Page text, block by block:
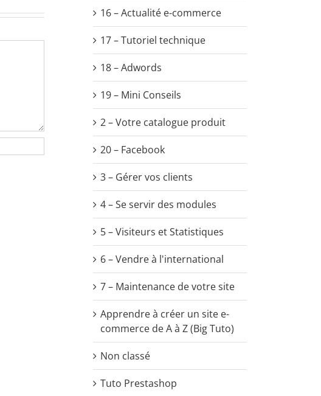
16 – Actualité e-commerce
17 – Tutoriel technique
18 – Adwords
19 – Mini Conseils
2 – Votre catalogue produit
20 – Facebook
3 – Gérer vos clients
4 – Se servir des modules
5 – Visiteurs et Statistiques
6 – Vendre à l'international
7 – Maintenance de votre site
Apprendre à créer un site e-
commerce de A à Z (Big Tuto)
Non classé
Tuto Prestashop